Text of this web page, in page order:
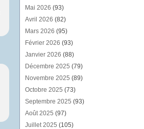
Mai 2026 (93)
Avril 2026 (82)
Mars 2026 (95)
Février 2026 (93)
Janvier 2026 (88)
Décembre 2025 (79)
Novembre 2025 (89)
Octobre 2025 (73)
Septembre 2025 (93)
Août 2025 (97)
Juillet 2025 (105)